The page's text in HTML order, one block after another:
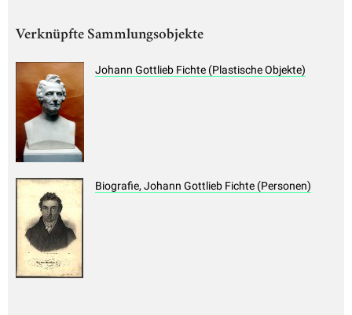
Verknüpfte Sammlungsobjekte
Johann Gottlieb Fichte (Plastische Objekte)
Biografie, Johann Gottlieb Fichte (Personen)